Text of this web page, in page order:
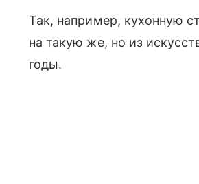
Так, например, кухонную
на такую же, но из
годы.